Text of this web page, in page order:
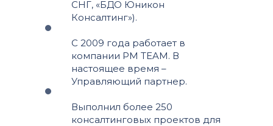
СНГ, «БДО Юникон
Консалтинг»).
С 2009 года работает в
компании PM TEAM. В
настоящее время –
Управляющий партнер.
Выполнил более 250
консалтинговых проектов для